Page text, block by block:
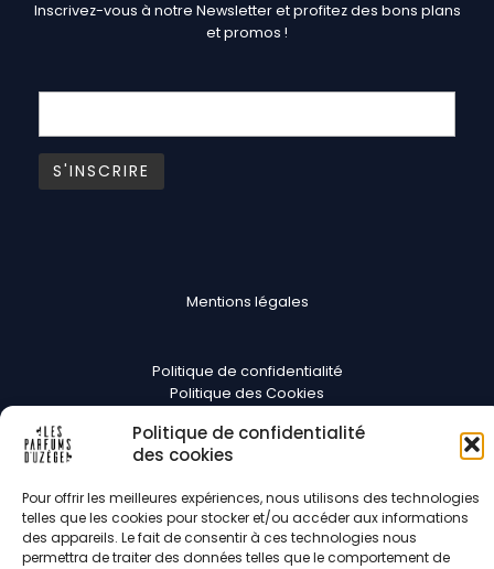
Politique de confidentialité
des cookies
Pour offrir les meilleures expériences, nous utilisons des technologies
telles que les cookies pour stocker et/ou accéder aux informations
des appareils. Le fait de consentir à ces technologies nous
permettra de traiter des données telles que le comportement de
Inscrivez-vous à notre Newsletter et profitez des bons plans
et promos !
Mentions légales
Politique de confidentialité
Politique des Cookies
Suivez-nous